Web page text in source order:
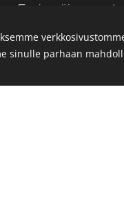
Ensinmäinen
1:30 min
sinulle parhaan